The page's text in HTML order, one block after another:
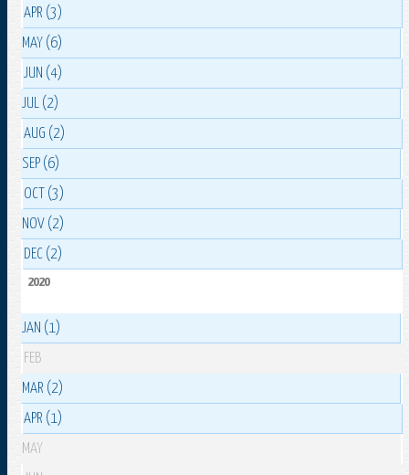
APR (3)
MAY (6)
JUN (4)
JUL (2)
AUG (2)
SEP (6)
OCT (3)
NOV (2)
DEC (2)
2020
JAN (1)
FEB
MAR (2)
APR (1)
MAY